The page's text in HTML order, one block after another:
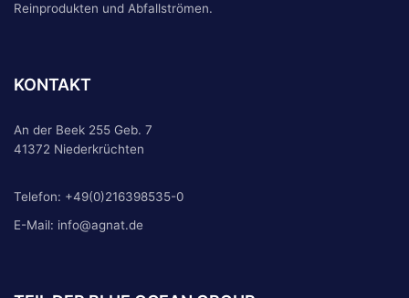
Reinprodukten und Abfallströmen.
KONTAKT
An der Beek 255 Geb. 7
41372 Niederkrüchten
Telefon: +49(0)216398535-0
E-Mail: info@agnat.de